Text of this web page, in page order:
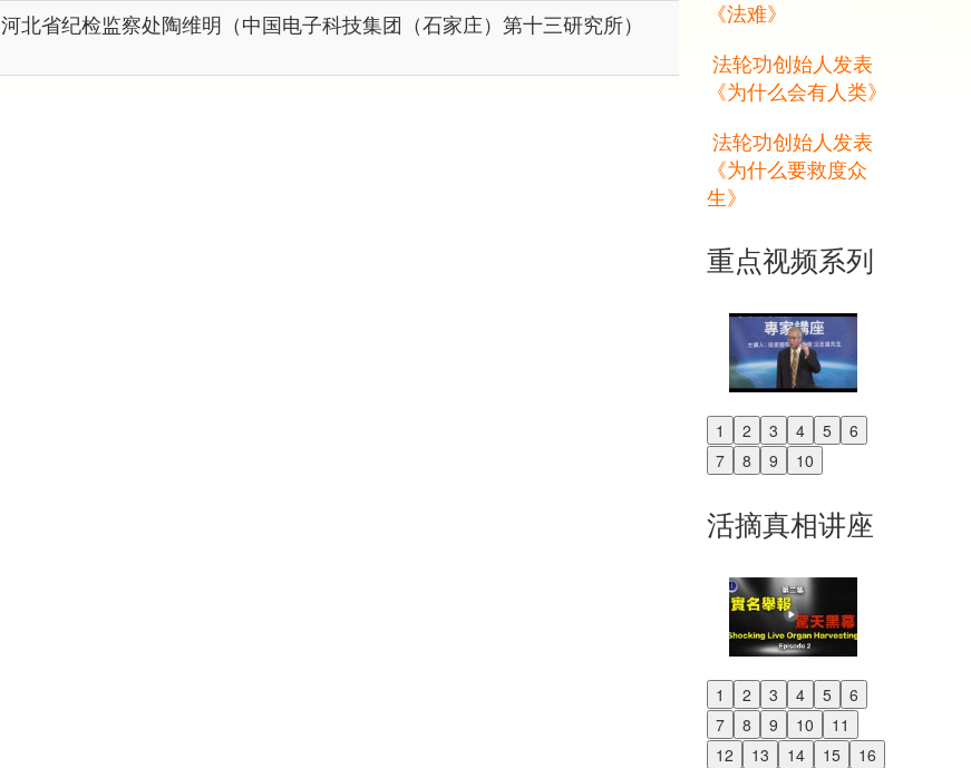
河北省纪检监察处陶维明（中国电子科技集团（石家庄）第十三研究所）
《法难》
法轮功创始人发表
《为什么会有人类》
法轮功创始人发表
《为什么要救度众
生》
重点视频系列
1 2 3 4 5
6
7
8 9 10
Previous
Next
活摘真相讲座
1 2 3 4 5
6
7
8 9 10
11
12
13 14 15
16
Previous
Next